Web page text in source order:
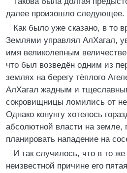
далее произошло следующее.
Как было уже сказано, в то
Землями управлял АлХагал,
имя великолепным
что был возведён одним из
землях на берегу тёплого
АлХагал жадным и
сокровищницы ломились от
Однако конунгу хотелось
абсолютной власти на земле,
планировать нападение на
И так случилось, что в то
неизвестной причине его